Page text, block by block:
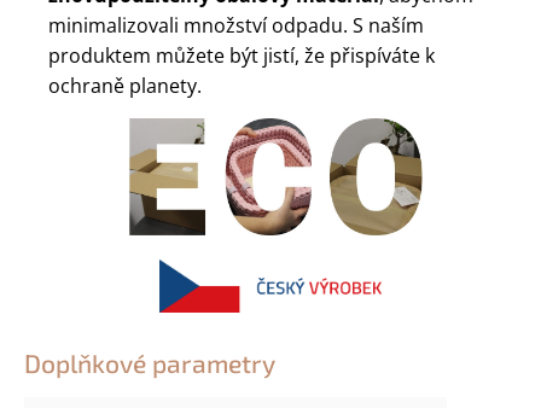
minimalizovali množství odpadu. S naším
produktem můžete být jistí, že přispíváte k
ochraně planety.
Doplňkové parametry